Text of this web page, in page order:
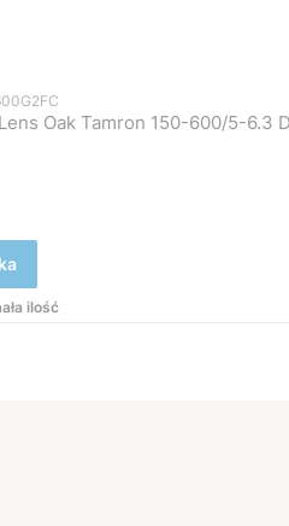
Oak Tamron 150-600/5-6.3
ilość